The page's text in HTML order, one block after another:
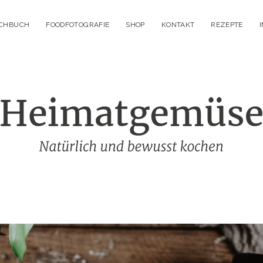
FOODFOTOGRAFIE SHOP KONTAKT REZEPTE